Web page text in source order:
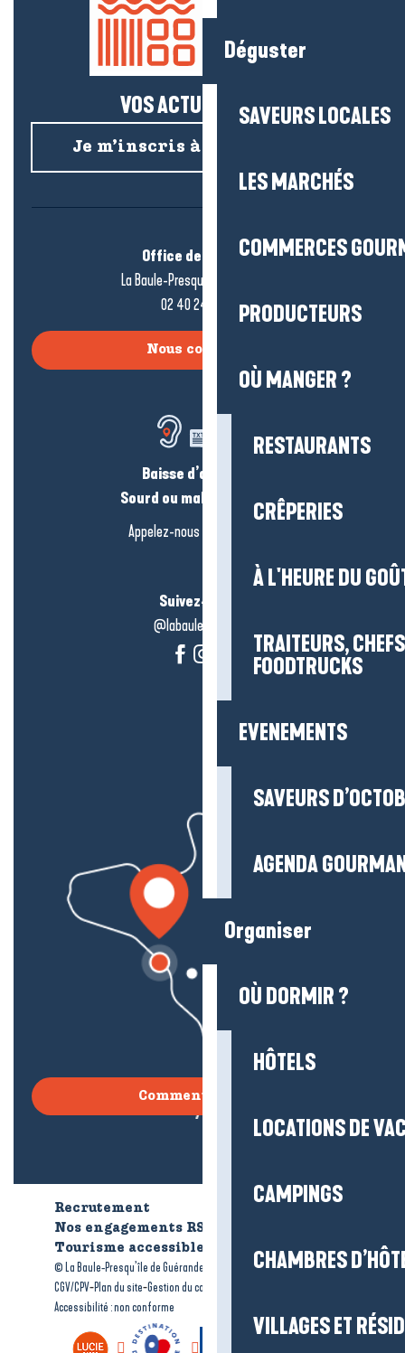
Déguster
SAVEURS LOCALES
LES MARCHÉS
COMMERCES
PRODUCTEURS
OÙ MANGER ?
RESTAURANTS
CRÊPERIES
À L'HEURE DU
TRAITEURS,
FOODTRUCKS
EVENEMENTS
SAVEURS
AGENDA
Organiser
OÙ DORMIR ?
HÔTELS
LOCATIONS DE
CAMPINGS
CHAMBRES
VILLAGES ET
VOS ACTUS SALÉES !
Je m’inscris à la newsletter
Office de tourisme
La Baule-Presqu’île de Guérande
02 40 24 34 44
Nous contacter
Baisse d’audition ?
Sourd ou malentendant ?
Appelez-nous en
Suivez-nous !
@labauleguérande
Comment venir ?
Recrutement
Nos engagements RSE
Tourisme accessible
Brochures
© La Baule-Presqu’île de Guérande tourisme Mentions légales-
CGV/CPV-Plan du site-Gestion du consentement
Accessibilité : non conforme